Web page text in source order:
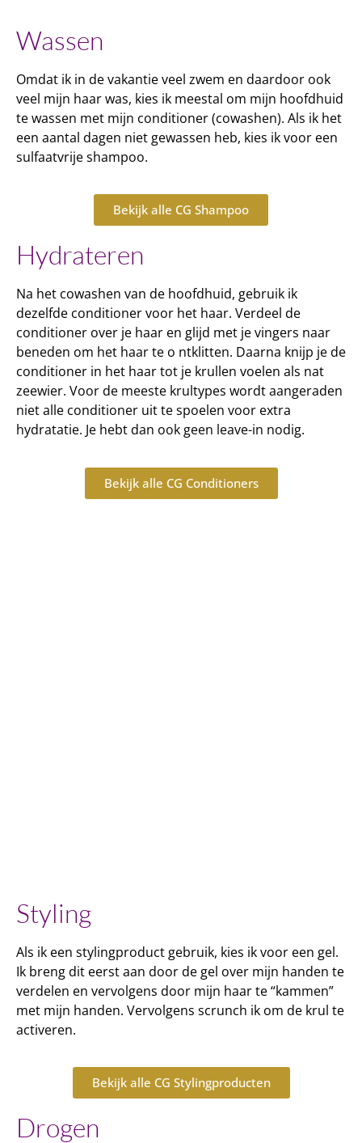
Wassen
Omdat ik in de vakantie veel zwem en daardoor ook
veel mijn haar was, kies ik meestal om mijn hoofdhuid
te wassen met mijn conditioner (cowashen). Als ik het
een aantal dagen niet gewassen heb, kies ik voor een
sulfaatvrije shampoo.
Bekijk alle CG Shampoo
Hydrateren
Na het cowashen van de hoofdhuid, gebruik ik
dezelfde conditioner voor het haar. Verdeel de
conditioner over je haar en glijd met je vingers naar
beneden om het haar te o ntklitten. Daarna knijp je de
conditioner in het haar tot je krullen voelen als nat
zeewier. Voor de meeste krultypes wordt aangeraden
niet alle conditioner uit te spoelen voor extra
hydratatie. Je hebt dan ook geen leave-in nodig.
Bekijk alle CG Conditioners
Styling
Als ik een stylingproduct gebruik, kies ik voor een gel.
Ik breng dit eerst aan door de gel over mijn handen te
verdelen en vervolgens door mijn haar te “kammen”
met mijn handen. Vervolgens scrunch ik om de krul te
activeren.
Bekijk alle CG Stylingproducten
Drogen